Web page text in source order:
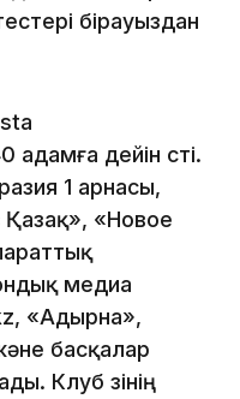
бірауыздан
дейін өсті.
1 арнасы,
«Новое
медиа
«Адырна»,
басқалар
Клуб өзінің